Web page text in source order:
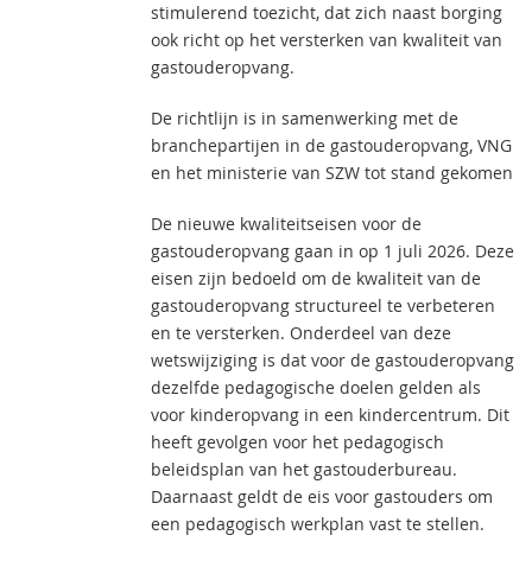
stimulerend toezicht, dat zich naast borging
ook richt op het versterken van kwaliteit van
gastouderopvang.
De richtlijn is in samenwerking met de
branchepartijen in de gastouderopvang, VNG
en het ministerie van SZW tot stand gekomen
De nieuwe kwaliteitseisen voor de
gastouderopvang gaan in op 1 juli 2026. Deze
eisen zijn bedoeld om de kwaliteit van de
gastouderopvang structureel te verbeteren
en te versterken. Onderdeel van deze
wetswijziging is dat voor de gastouderopvang
dezelfde pedagogische doelen gelden als
voor kinderopvang in een kindercentrum. Dit
heeft gevolgen voor het pedagogisch
beleidsplan van het gastouderbureau.
Daarnaast geldt de eis voor gastouders om
een pedagogisch werkplan vast te stellen.